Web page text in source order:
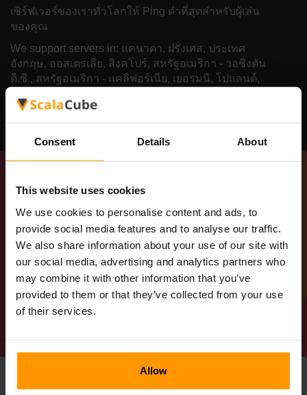
Consent Details About
This website uses cookies
We use cookies to personalise content and ads, to
provide social media features and to analyse our traffic.
We also share information about your use of our site with
our social media, advertising and analytics partners who
may combine it with other information that you’ve
provided to them or that they’ve collected from your use
of their services.
Allow
เซิร์ฟเวอร์ของเราทั่วโลกให้ Ping ต่ำที่สุดสำหรับผู้เล่น
ของคุณ
We support servers in: แคนาดา, ฝรั่งเศส, ประเทศ
อังกฤษ, ออสเตรเลีย, สิงคโปร์, สหรัฐอเมริกา - วอชิงตัน
ดี.ซี., สหรัฐอเมริกา - แคลิฟอร์เนีย, เยอรมนี, โปแลนด์,
สหรัฐอเมริกา - ฟลอริดา,
รับเซิร์ฟเวอร์ของคุณ